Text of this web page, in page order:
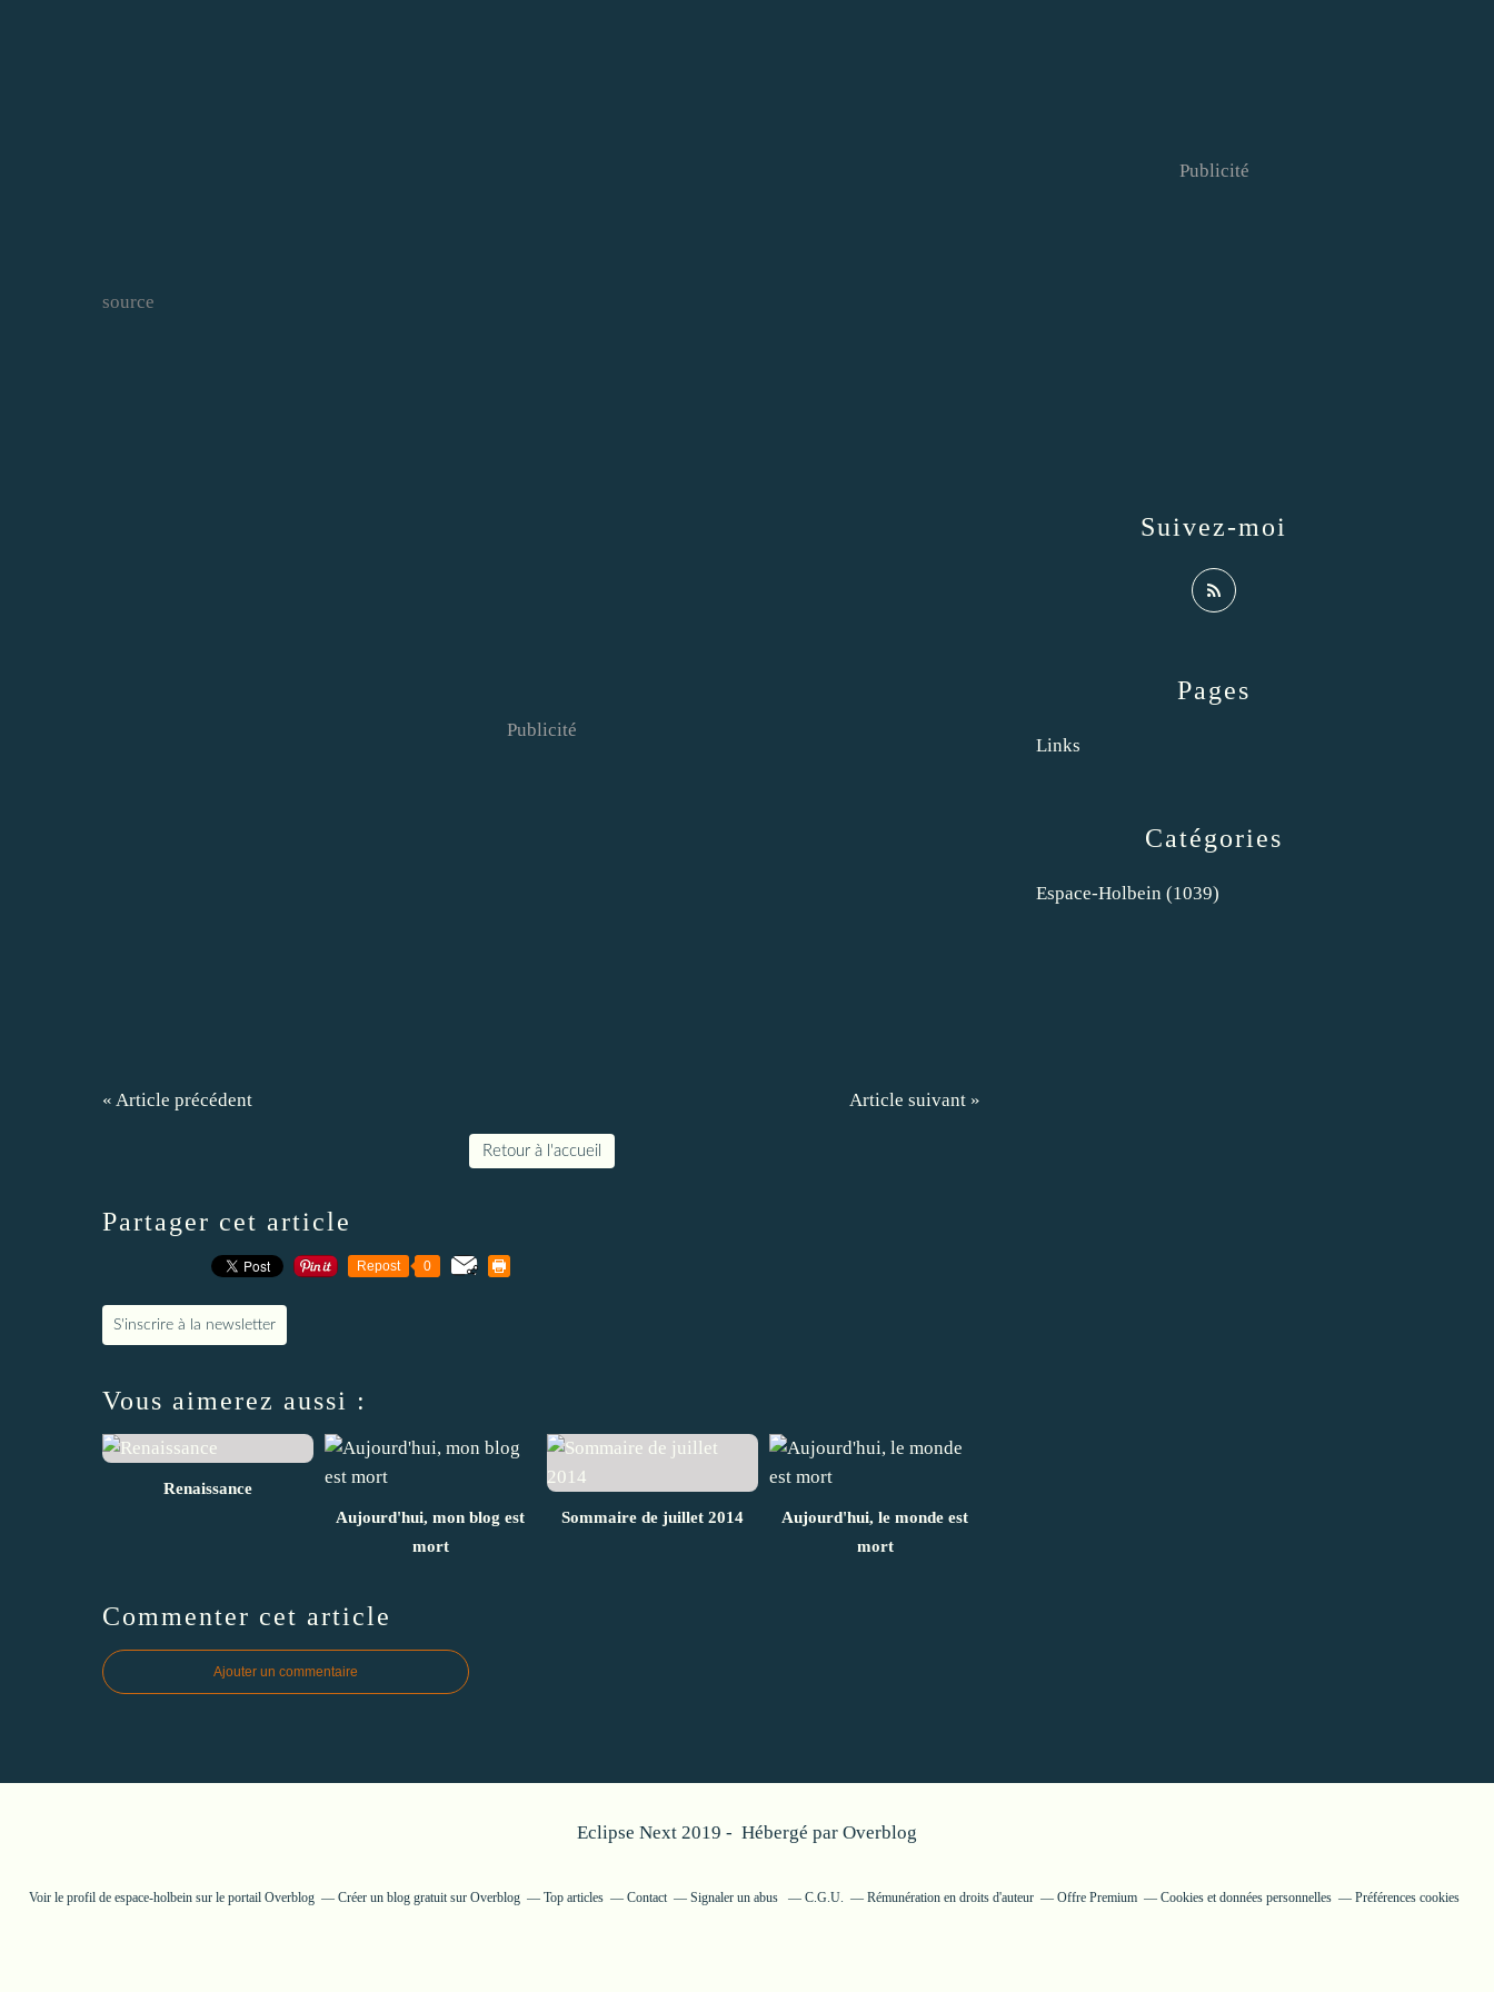
source
Publicité
« Article précédent Article suivant »
Retour à l'accueil
Partager cet article
Repost 0
S'inscrire à la newsletter
Vous aimerez aussi :
Renaissance
Aujourd'hui, mon blog est
mort
Sommaire de juillet 2014
Aujourd'hui, le monde est
mort
Commenter cet article
Ajouter un commentaire
Catégories
Espace-Holbein (1039)
Pages
Links
Suivez-moi
Publicité
Eclipse Next 2019 - Hébergé par Overblog
Voir le profil de espace-holbeinsur le portail Overblog Créer un blog gratuit sur Overblog Top articles Contact Signaler un abus C.G.U. Rémunération en droits d'auteur Offre Premium Cookies et données personnelles Préférences cookies